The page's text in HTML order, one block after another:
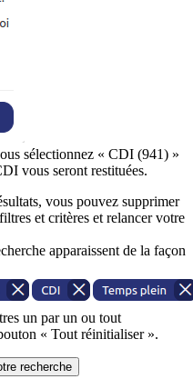
sélectionnez « CDI (941) »
vous seront restituées.
vous pouvez supprimer
et critères et relancer votre
apparaissent de la façon
un par un ou tout
« Tout réinitialiser ».
recherche